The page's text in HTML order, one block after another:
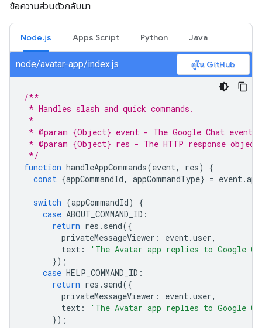
ข้อความส่วนตัวกลับมา
Node.js Apps Script Python Java
node/avatar-app/index.js ดูใน GitHub
/**
* Handles slash and quick commands.
*
* @param {Object} event - The Google Chat event.
* @param {Object} res - The HTTP response
*/
function handleAppCommands(event, res)
{
const {appCommandId, appCommandType} = event.
switch (appCommandId)
{
case ABOUT_COMMAND_ID :
return res . send({
privateMessageViewer : event.user,
text :
'The Avatar app replies to Google
});
case HELP_COMMAND_ID :
return res . send({
privateMessageViewer : event.user,
text :
'The Avatar app replies to Google
});